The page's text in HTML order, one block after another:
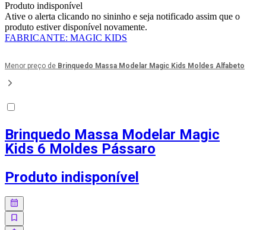
Produto indisponível
Ative o alerta clicando no sininho e seja notificado assim que o
produto estiver disponível novamente.
FABRICANTE: MAGIC KIDS
Menor preço de Brinquedo Massa Modelar Magic Kids Moldes Alfabeto
Brinquedo Massa Modelar Magic
Kids 6 Moldes Pássaro
Produto indisponível